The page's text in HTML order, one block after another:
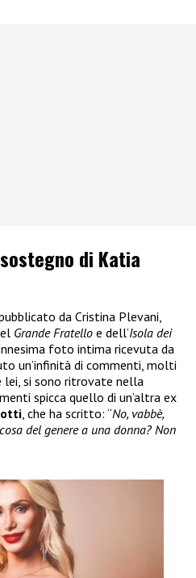
di Katia
da Cristina Plevani,
Grande Fratello e dell’Isola dei
foto intima ricevuta da
un’infinità di commenti, molti
lei, si sono ritrovate nella
spicca quello di un’altra ex
, che ha scritto: “No, vabbè,
del genere a una donna? Non